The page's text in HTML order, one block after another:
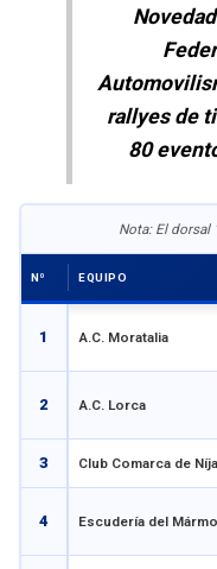
rallyes de
80
Nº EQUIPO
1 A.C. Moratalia
2 A.C. Lorca
3 Club Comarca de
4 Escudería del